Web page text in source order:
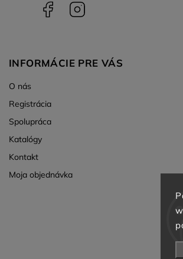
Facebook
INFORMÁCIE PRE VÁS
O nás
Registrácia
Spolupráca
Katalógy
Kontakt
Moja objednávka